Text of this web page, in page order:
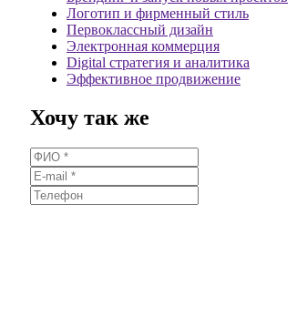
Логотип и фирменный стиль
Первоклассный дизайн
Электронная коммерция
Digital стратегия и аналитика
Эффективное продвижение
Хочу так же